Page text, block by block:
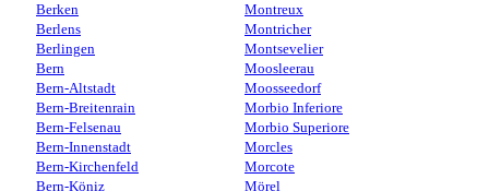
Berken
Berlens
Berlingen
Bern
Bern-Altstadt
Bern-Breitenrain
Bern-Felsenau
Bern-Innenstadt
Bern-Kirchenfeld
Bern-Köniz
Montreux
Montricher
Montsevelier
Moosleerau
Moosseedorf
Morbio Inferiore
Morbio Superiore
Morcles
Morcote
Mörel